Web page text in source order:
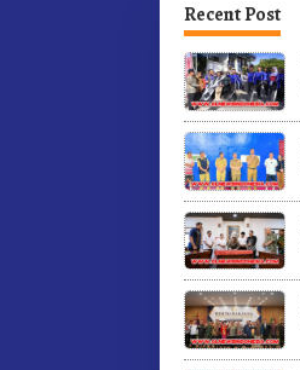
Recent Post